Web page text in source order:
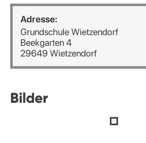
Adresse:
Grundschule Wietzendorf
Beekgarten 4
29649 Wietzendorf
Bilder